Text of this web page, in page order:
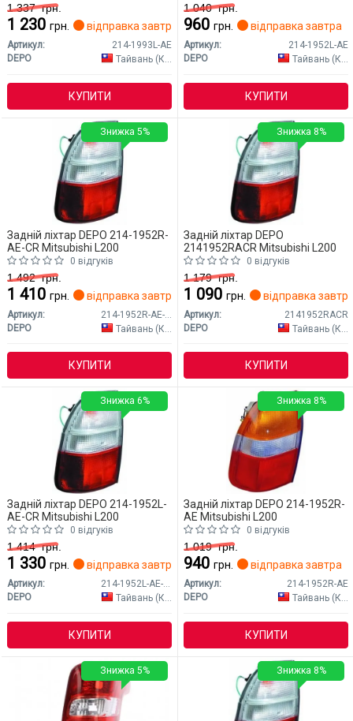
1 337грн.
1 230 грн. відправка завтра
Артикул:
214-1993L-AE
DEPO
Тайвань (Китай)
КУПИТИ
1 040грн.
960 грн. відправка завтра
Артикул:
214-1952L-AE
DEPO
Тайвань (Китай)
КУПИТИ
Задній ліхтар DEPO 214-1952R-
AE-CR Mitsubishi L200
0 відгуків
1 492грн.
1 410 грн. відправка завтра
Артикул:
DEPO
Тайвань (Китай)
КУПИТИ
Знижка 5%
Задній ліхтар DEPO
2141952RACR Mitsubishi L200
0 відгуків
1 179грн.
1 090 грн. відправка
Артикул:
2141952RACR
DEPO
Тайвань (Китай)
КУПИТИ
Знижка 8%
Задній ліхтар DEPO 214-1952L-
AE-CR Mitsubishi L200
0 відгуків
1 414грн.
1 330 грн. відправка завтра
Артикул:
214-1952L-AE-CR
DEPO
Тайвань (Китай)
КУПИТИ
Знижка 6%
Задній ліхтар DEPO 214-1952R-
AE Mitsubishi L200
0 відгуків
1 019грн.
940 грн. відправка завтра
Артикул:
214-1952R-AE
DEPO
Тайвань (Китай)
КУПИТИ
Знижка 8%
Знижка 5% Знижка 8%